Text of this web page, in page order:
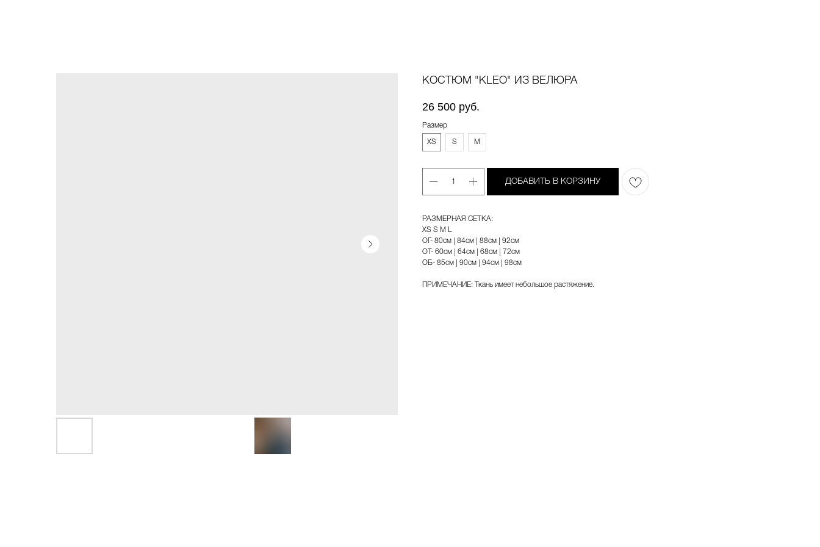
КОСТЮМ "KLEO" ИЗ ВЕЛЮРА
26 500 руб.
Размер
XS S M
ДОБАВИТЬ В КОРЗИНУ
РАЗМЕРНАЯ СЕТКA:
XS S М L
ОГ- 80см | 84см | 88см | 92cм
ОТ- 60см | 64см | 68см | 72cм
ОБ- 85см | 90см | 94cм | 98cм
ПРИМЕЧАНИЕ: Ткань имеет небольшое растяжение.